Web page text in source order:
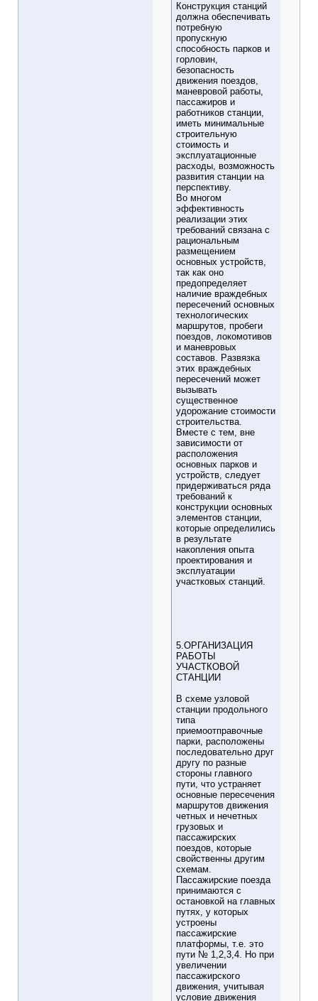
Конструкция станций
должна обеспечивать
потребную
пропускную
способность парков и
горловин,
безопасность
движения поездов,
маневровой работы,
пассажиров и
работников станции,
иметь минимальные
строительную
стоимость и
эксплуатационные
расходы, возможность
развития станции на
перспективу.
Во многом
эффективность
реализации этих
требований связана с
рациональным
размещением
основных устройств,
так как оно
предопределяет
наличие враждебных
пересечений основных
технологических
маршрутов, пробеги
поездов, локомотивов
и маневровых
составов. Развязка
этих враждебных
пересечений может
вызывать
существенное
удорожание стоимости
строительства.
Вместе с тем, вне
зависимости от
расположения
основных парков и
устройств, следует
придерживаться ряда
требований к
конструкции основных
элементов станции,
которые определились
в результате
накопления опыта
проектирования и
эксплуатации
участковых станций.
5.ОРГАНИЗАЦИЯ
РАБОТЫ
УЧАСТКОВОЙ
СТАНЦИИ
В схеме узловой
станции продольного
типа
приемоотправочные
парки, расположены
последовательно друг
другу по разные
стороны главного
пути, что устраняет
основные пересечения
маршрутов движения
четных и нечетных
грузовых и
пассажирских
поездов, которые
свойственны другим
схемам.
Пассажирские поезда
принимаются с
остановкой на главных
путях, у которых
устроены
пассажирские
платформы, т.е. это
пути № 1,2,3,4. Но при
увеличении
пассажирского
движения, учитывая
условие движения